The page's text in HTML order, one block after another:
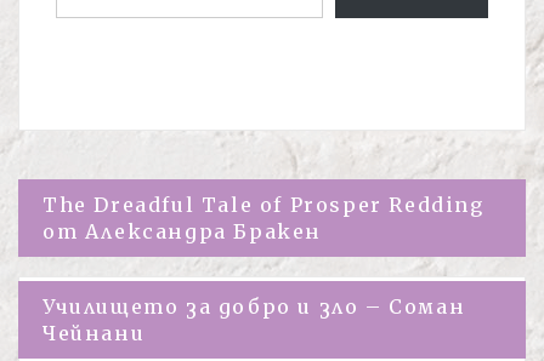
Навигация
The Dreadful Tale of Prosper Redding
от Александра Бракен
Училището за добро и зло – Соман
Чeйнани